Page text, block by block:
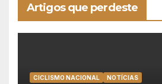
Artigos que perdeste
CICLISMO NACIONAL NOTÍCIAS